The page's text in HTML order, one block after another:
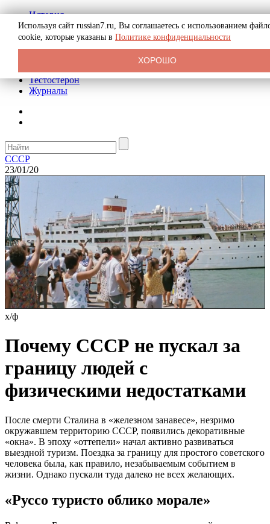
История
Биография
Криминал
Реклама на сайте
Тестостерон
Журналы
СССР
23/01/20
х/ф
Почему СССР не пускал за
границу людей с
физическими недостатками
После смерти Сталина в «железном занавесе», незримо
окружавшем территорию СССР, появились декоративные
«окна». В эпоху «оттепели» начал активно развиваться
выездной туризм. Поездка за границу для простого советского
человека была, как правило, незабываемым событием в
жизни. Однако пускали туда далеко не всех желающих.
«Руссо туристо облико морале»
Используя сайт russian7.ru, Вы соглашаетесь с использованием
cookie, которые указаны в Политике конфиденциальности
ХОРОШО